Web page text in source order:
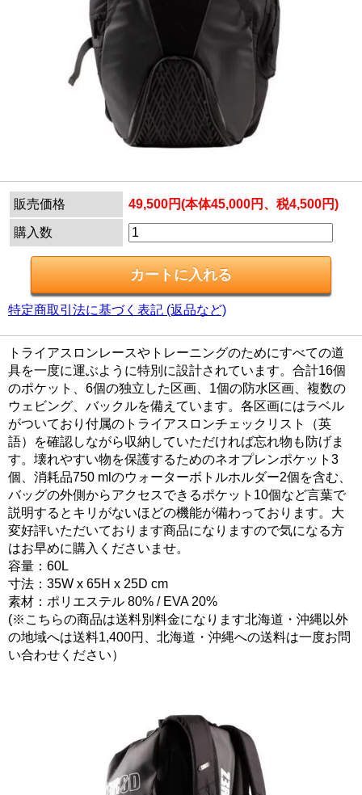
販売価格 49,500円(本体45,000円、税4,500円)
購入数
特定商取引法に基づく表記 (返品など)
トライアスロンレースやトレーニングのためにすべての道
具を一度に運ぶように特別に設計されています。合計16個
のポケット、6個の独立した区画、1個の防水区画、複数の
ウェビング、バックルを備えています。各区画にはラベル
がついており付属のトライアスロンチェックリスト（英
語）を確認しながら収納していただければ忘れ物も防げま
す。壊れやすい物を保護するためのネオプレンポケット3
個、消耗品750 mlのウォーターボトルホルダー2個を含む、
バッグの外側からアクセスできるポケット10個など言葉で
説明するとキリがないほどの機能が備わっております。大
変好評いただいております商品になりますので気になる方
はお早めに購入くださいませ。
容量：60L
寸法：35W x 65H x 25D cm
素材：ポリエステル 80% / EVA 20%
(※こちらの商品は送料別料金になります北海道・沖縄以外
の地域へは送料1,400円、北海道・沖縄への送料は一度お問
い合わせください）